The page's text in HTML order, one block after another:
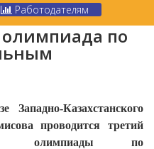
Работодателям
олимпиада по
Казахстанского
проводится третий
олимпиады по